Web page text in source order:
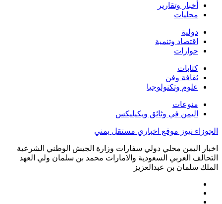
أخبار وتقارير
محليات
دولية
اقتصاد وتنمية
حوارات
كتابات
ثقافة وفن
علوم وتكنولوجيا
منوعات
اليمن في وثائق ويكيليكس
الجوزاء نيوز موقع اخباري مستقل يمني
اخبار اليمن محلي دولي سفارات وزارة الجيش الوطني الشرعية
التحالف العربي السعودية والامارات محمد بن سلمان ولي العهد
الملك سلمان بن عبدالعزيز